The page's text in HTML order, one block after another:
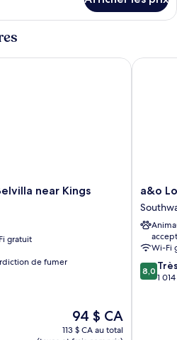
near Kings
gratuit
de fumer
Le
prix
94 $ CA
113 $ CA au total
near Kings College Hospital
a&o
London
a&o
Wi-Fi
8.0
sur
8,0
1
a&o